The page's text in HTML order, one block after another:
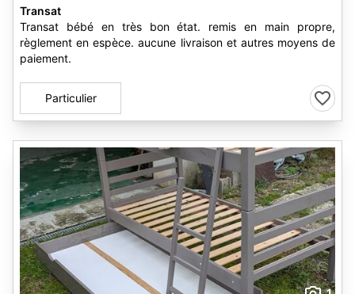
Transat
Transat bébé en très bon état. remis en main propre,
règlement en espèce. aucune livraison et autres moyens de
paiement.
Particulier